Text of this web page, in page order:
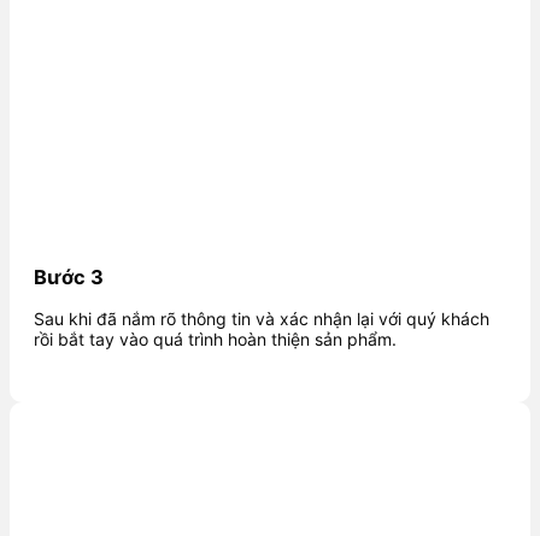
Bước 3
Sau khi đã nắm rõ thông tin và xác nhận lại với quý khách
rồi bắt tay vào quá trình hoàn thiện sản phẩm.